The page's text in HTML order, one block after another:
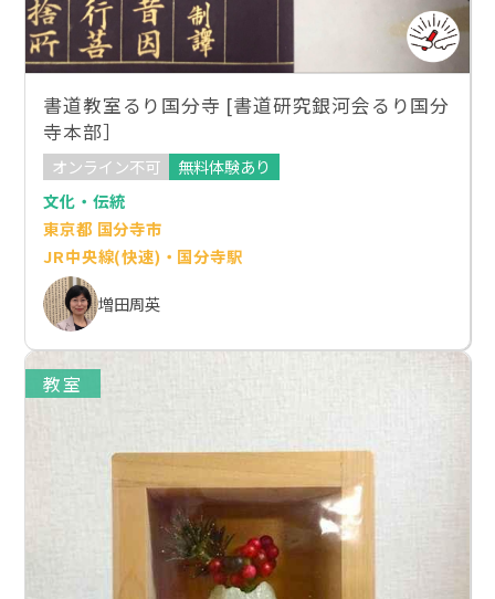
書道教室るり国分寺 [書道研究銀河会るり国分
寺本部］
オンライン不可
無料体験あり
文化・伝統
東京都 国分寺市
JR中央線(快速)・国分寺駅
増田周英
教室